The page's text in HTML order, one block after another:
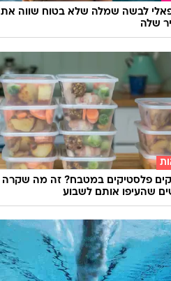
לבשה שמלה שלא בטוח שווה את
שלה
פלסטיקים במטבח? זה מה שקרה
שהעיפו אותם לשבוע